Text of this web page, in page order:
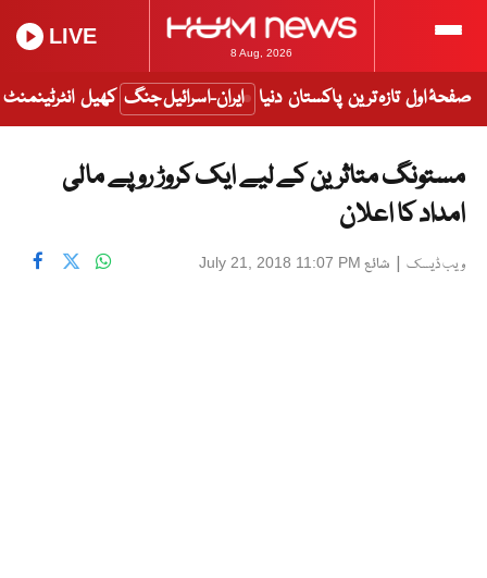
8 Aug, 2026
LIVE
صفحۂ اول تازہ ترین پاکستان دنیا ایران-اسرائیل جنگ کھیل انٹرٹینمنٹ
مستونگ متاثرین کے لیے ایک کروڑ روپے مالی
امداد کا اعلان
ویب ڈیسک | شائع July 21, 2018 11:07 PM